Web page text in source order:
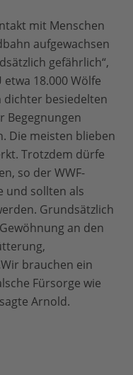
mit Menschen
aufgewachsen
gefährlich“,
18.000 Wölfe
dichter besiedelten
Begegnungen
Die meisten blieben
Trotzdem dürfe
so der WWF-
und sollten als
Grundsätzlich
an den
brauchen ein
Fürsorge wie
Arnold.